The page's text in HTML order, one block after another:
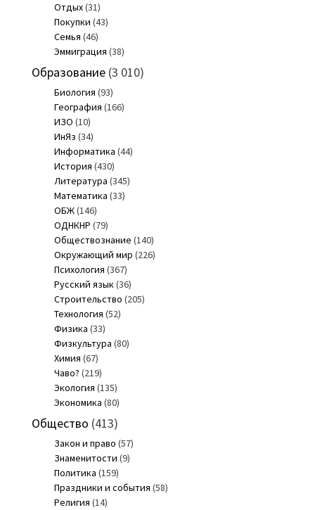
Отдых(31)
Покупки (43)
Семья (46)
Эммиграция (38)
Образование(3 010)
Биология (93)
География (166)
ИЗО (10)
ИнЯз (34)
Информатика (44)
История (430)
Литература (345)
Математика (33)
ОБЖ(146)
ОДНКНР (79)
Обществознание (140)
Окружающий мир (226)
Психология (367)
Русский язык(36)
Строительство (205)
Технология (52)
Физика (33)
Физкультура (80)
Химия (67)
Чаво? (219)
Экология (135)
Экономика (80)
Общество (413)
Закон и право (57)
Знаменитости (9)
Политика (159)
Праздники и события (58)
Религия (14)